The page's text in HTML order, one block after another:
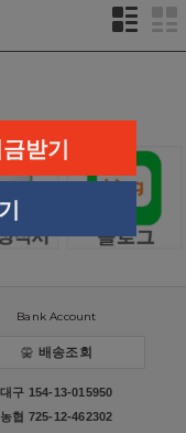
Bank Account
배송조회
대구 154-13-015950
농협 725-12-462302
받기